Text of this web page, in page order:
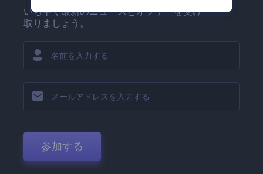
いち早く最新のニュースとオファーを受け
取りましょう。
参加する